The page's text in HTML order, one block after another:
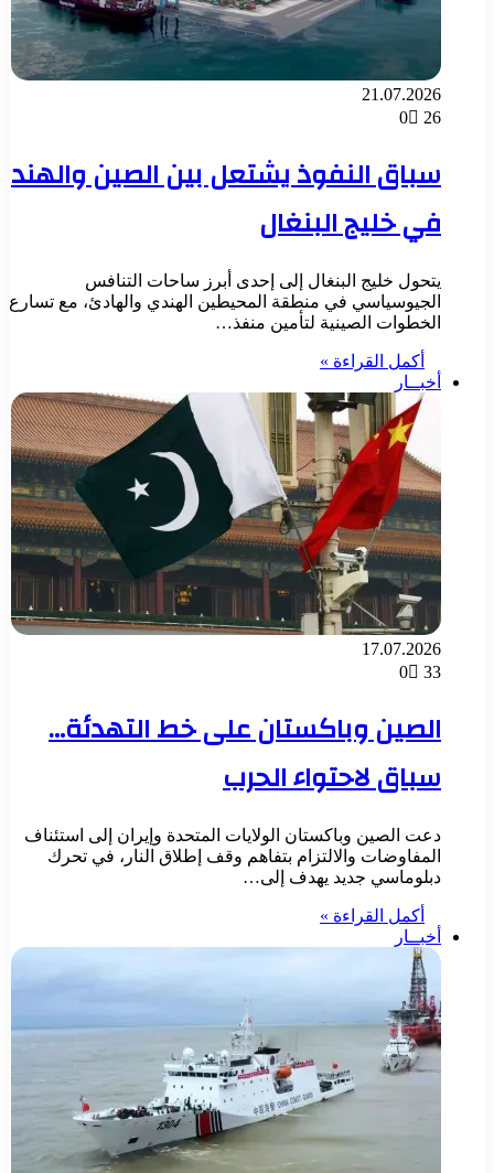
21.07.2026
0
26
سباق النفوذ يشتعل بين الصين والهند
في خليج البنغال
يتحول خليج البنغال إلى إحدى أبرز ساحات التنافس
الجيوسياسي في منطقة المحيطين الهندي والهادئ، مع تسارع
الخطوات الصينية لتأمين منفذ…
أكمل القراءة »
أخبــار
17.07.2026
0
33
الصين وباكستان على خط التهدئة…
سباق لاحتواء الحرب
دعت الصين وباكستان الولايات المتحدة وإيران إلى استئناف
المفاوضات والالتزام بتفاهم وقف إطلاق النار، في تحرك
دبلوماسي جديد يهدف إلى…
أكمل القراءة »
أخبــار